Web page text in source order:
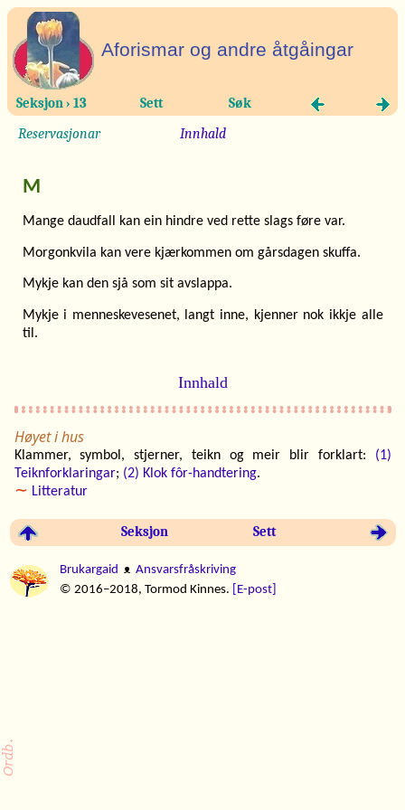
Aforismar og andre åtgåingar
Seksjon › 13 Sett Søk
Reservasjonar Innhald
M
Mange daudfall kan ein hindre ved rette slags føre var.
Morgonkvila kan vere kjærkommen om gårsdagen skuffa.
Mykje kan den sjå som sit avslappa.
Mykje i menneskevesenet, langt inne, kjenner nok ikkje alle
til.
Innhald
Høyet i hus
Klammer, symbol, stjerner, teikn og meir blir forklart: (1)
Teiknforklaringar; (2) Klok fôr-handtering.
∼ Litteratur
Seksjon Sett
Brukargaid ᴥ Ansvarsfråskriving
© 2016–2018, Tormod Kinnes.
[E‑post]